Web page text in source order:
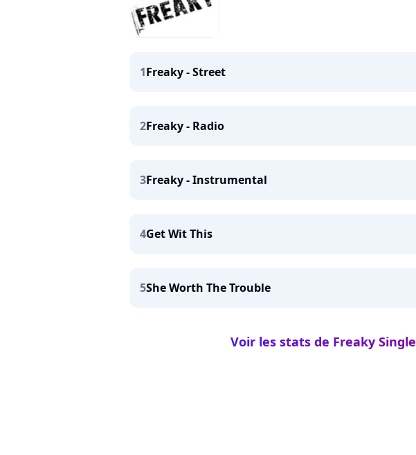
1Freaky - Street
2Freaky - Radio
3Freaky - Instrumental
4Get Wit This
5She Worth The Trouble
Voir les stats de Freaky Single